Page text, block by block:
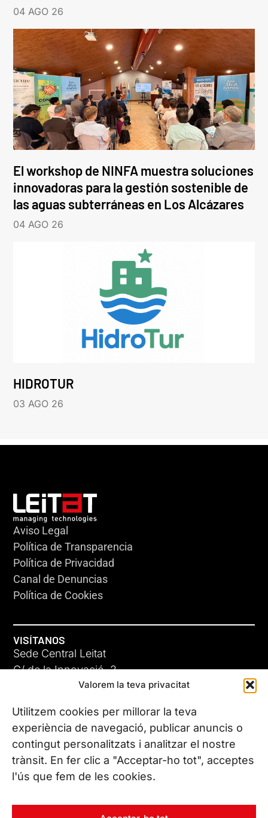
Valorem la teva privacitat
Utilitzem cookies per millorar la teva
experiència de navegació, publicar anuncis o
contingut personalitzats i analitzar el nostre
trànsit. En fer clic a "Acceptar-ho tot", acceptes
l'ús que fem de les cookies.
04 AGO 26
El workshop de NINFA muestra soluciones
innovadoras para la gestión sostenible de
las aguas subterráneas en Los Alcázares
04 AGO 26
HIDROTUR
03 AGO 26
Aviso Legal
Política de Transparencia
Política de Privacidad
Canal de Denuncias
Política de Cookies
VISÍTANOS
Sede Central Leitat
C/ de la Innovació, 2
08225 Terrassa, (Barcelona)
Conoce todas nuestras sedes
CONTÁCTANOS
Tel. (+34) 937 882 300